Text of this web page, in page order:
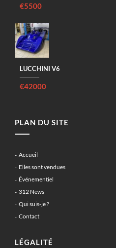
€5500
LUCCHINI V6
€42000
PLAN DU SITE
Accueil
Elles sont vendues
Événementiel
312 News
Qui suis-je ?
Contact
LÉGALITÉ